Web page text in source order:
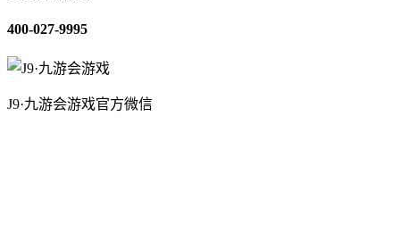
400-027-9995
J9·九游会游戏官方微信